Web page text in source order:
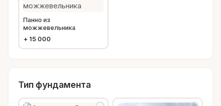
Панно из
можжевельника
+ 15 000
Тип фундамента